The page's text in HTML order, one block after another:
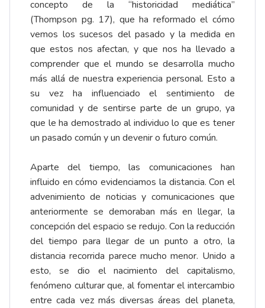
concepto de la “historicidad mediática”
(Thompson pg. 17), que ha reformado el cómo
vemos los sucesos del pasado y la medida en
que estos nos afectan, y que nos ha llevado a
comprender que el mundo se desarrolla mucho
más allá de nuestra experiencia personal. Esto a
su vez ha influenciado el sentimiento de
comunidad y de sentirse parte de un grupo, ya
que le ha demostrado al individuo lo que es tener
un pasado común y un devenir o futuro común.
Aparte del tiempo, las comunicaciones han
influido en cómo evidenciamos la distancia. Con el
advenimiento de noticias y comunicaciones que
anteriormente se demoraban más en llegar, la
concepción del espacio se redujo. Con la reducción
del tiempo para llegar de un punto a otro, la
distancia recorrida parece mucho menor. Unido a
esto, se dio el nacimiento del capitalismo,
fenómeno culturar que, al fomentar el intercambio
entre cada vez más diversas áreas del planeta,